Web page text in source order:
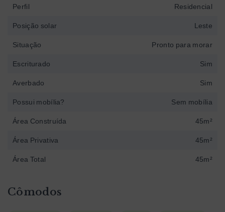
Cômodos
Perfil Residencial
Posição solar Leste
Situação Pronto para morar
Escriturado Sim
Averbado Sim
Possui mobília? Sem mobília
Área Construída 45m²
Área Privativa 45m²
Área Total 45m²